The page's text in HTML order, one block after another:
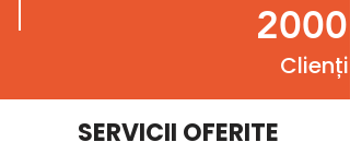
2000+
Clienți
SERVICII OFERITE